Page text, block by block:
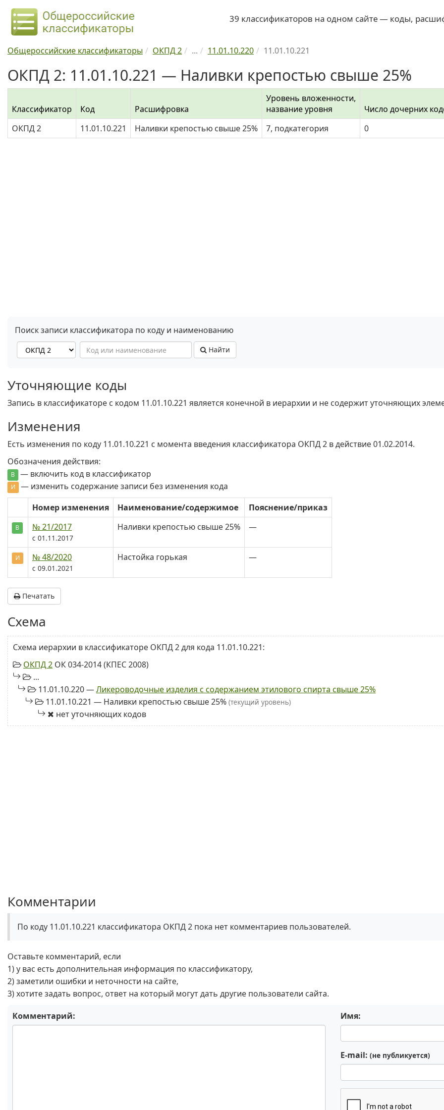
39 классификаторов на одном сайте — коды,
Общероссийские классификаторы ОКПД 2 ... 11.01.10.220 11.01.10.221
ОКПД 2: 11.01.10.221 — Наливки крепостью свыше 25%
Классификатор Код Расшифровка
Уровень вложенности,
название уровня
Число дочерних
ОКПД 2
11.01.10.221 Наливки крепостью свыше 25% 7, подкатегория 0
Поиск записи классификатора по коду и наименованию
Найти
Уточняющие коды
Запись в классификаторе с кодом 11.01.10.221 является конечной в иерархии и не содержит уточняющих
Изменения
Есть изменения по коду 11.01.10.221 c момента введения классификатора ОКПД 2 в действие 01.02.2014.
Обозначения действия:
В — включить код в классификатор
И
— изменить содержание записи без изменения кода
Номер изменения
Наименование/содержимое Пояснение/приказ
В № 21/2017
с 01.11.2017
Наливки крепостью свыше 25% —
И № 48/2020
с 09.01.2021
Настойка горькая —
Печатать
Схема
Схема иерархии в классификаторе ОКПД 2 для кода 11.01.10.221:
ОКПД 2 ОК 034-2014 (КПЕС 2008)
...
11.01.10.220 —Ликероводочные изделия с содержанием этилового спирта свыше 25%
11.01.10.221 — Наливки крепостью свыше 25% (текущий уровень)
нет уточняющих кодов
Комментарии
По коду 11.01.10.221 классификатора ОКПД 2 пока нет комментариев пользователей.
Оставьте комментарий, если
1) у вас есть дополнительная информация по классификатору,
2) заметили ошибки и неточности на сайте,
3) хотите задать вопрос, ответ на который могут дать другие пользователи сайта.
Комментарий: Имя:
E-mail: (не публикуется)